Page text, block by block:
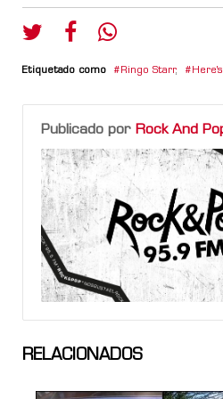
Etiquetado como Ringo Starr,
Publicado por Rock And
RELACIONADOS